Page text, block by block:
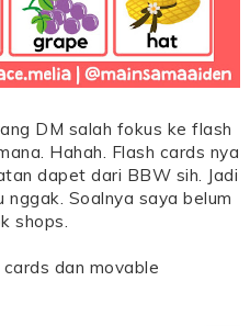
DM salah fokus ke flash
Hahah. Flash cards nya
dapet dari BBW sih. Jadi
nggak. Soalnya saya belum
shops.
dan movable